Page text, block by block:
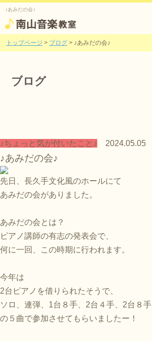
♪あみだの会♪
トップページ > ブログ > ♪あみだの会♪
ブログ
♪ちょっと気が付いたこと♪ 2024.05.05
♪あみだの会♪
先日、長久手文化風のホールにて
あみだの会がありました。
あみだの会とは？
ピアノ講師の有志の発表会で、
何に一回、この時期に行われます。
今年は
2台ピアノを借りられたそうで、
ソロ、連弾、1台８手、2台４手、2台８手
の５曲で参加させてもらいましたー！